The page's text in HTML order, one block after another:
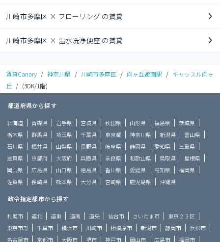
川崎市多摩区 × フローリング の賃貸
川崎市多摩区 × 温水洗浄便座 の賃貸
賃貸Canary / 神奈川県 / 川崎市多摩区 / 向ヶ丘遊園駅 / キャッスル向ヶ
丘 / (3DK/1階)
都道府県から探す
北海道 青森県 岩手県 宮城県 秋田県 山形県 福島県
茨城県
栃木県
群馬県 埼玉県 千葉県 東京都 神奈川県 新潟県
富山県
石川県
福井県 山梨県 長野県 岐阜県 静岡県 愛知県
三重県
滋賀県
京都府 大阪府 兵庫県 奈良県 和歌山県 鳥取県
島根県
岡山県
広島県 山口県 徳島県 香川県 愛媛県 高知県
福岡県
佐賀県
長崎県 熊本県 大分県 宮崎県 鹿児島県 沖縄県
政令指定都市から探す
札幌市 道北 道東 道南 道央 仙台市 さいたま市
東京２３区
東京市部
千葉市 横浜市 川崎市 相模原市 新潟市 静岡市
浜松市
名古屋市
京都市 大阪市 堺市 神戸市 岡山市 広島市 福岡市